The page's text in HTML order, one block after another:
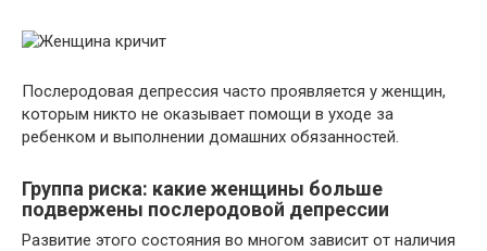
Послеродовая депрессия часто проявляется у женщин,
которым никто не оказывает помощи в уходе за
ребенком и выполнении домашних обязанностей.
Группа риска: какие женщины больше
подвержены послеродовой депрессии
Развитие этого состояния во многом зависит от наличия